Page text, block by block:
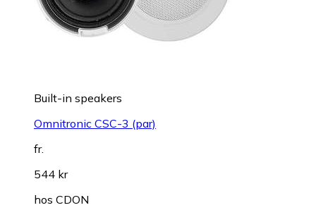
Built-in speakers
Omnitronic CSC-3 (par)
fr.
544 kr
hos CDON